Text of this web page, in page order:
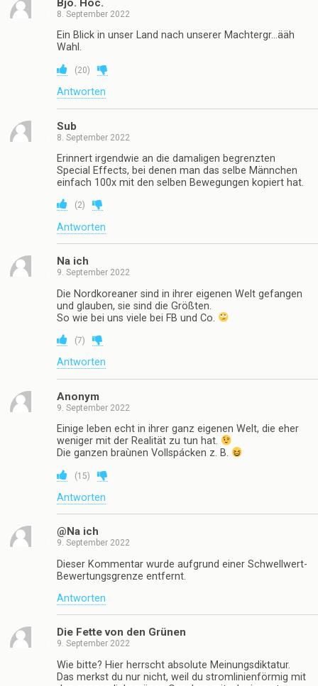
Bjö. Höc.
8. September 2022
Ein Blick in unser Land nach unserer Machtergr…ääh
Wahl.
(20)
Antworten
Sub
8. September 2022
Erinnert irgendwie an die damaligen begrenzten
Special Effects, bei denen man das selbe Männchen
einfach 100x mit den selben Bewegungen kopiert hat.
(2)
Antworten
Na ich
9. September 2022
Die Nordkoreaner sind in ihrer eigenen Welt gefangen
und glauben, sie sind die Größten.
So wie bei uns viele bei FB und Co.
(7)
Antworten
Anonym
9. September 2022
Einige leben echt in ihrer ganz eigenen Welt, die eher
weniger mit der Realität zu tun hat.
Die ganzen braùnen Vollspácken z. B.
(15)
Antworten
@Na ich
9. September 2022
Dieser Kommentar wurde aufgrund einer Schwellwert-
Bewertungsgrenze entfernt.
Antworten
Die Fette von den Grünen
9. September 2022
Wie bitte? Hier herrscht absolute Meinungsdiktatur.
Das merkst du nur nicht, weil du stromlinienförmig mit